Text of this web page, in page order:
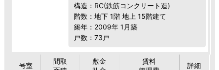
構造：RC(鉄筋コンクリート造)
階数：地下 1階 地上 15階建て
築年：2009年 1月築
戸数：73戸
号室
間取
敷金
賃料
詳細